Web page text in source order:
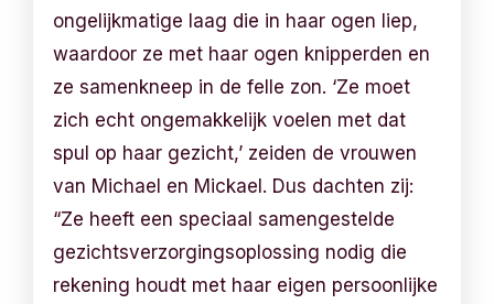
ongelijkmatige laag die in haar ogen liep,
waardoor ze met haar ogen knipperden en
ze samenkneep in de felle zon. ‘Ze moet
zich echt ongemakkelijk voelen met dat
spul op haar gezicht,’ zeiden de vrouwen
van Michael en Mickael. Dus dachten zij:
“Ze heeft een speciaal samengestelde
gezichtsverzorgingsoplossing nodig die
rekening houdt met haar eigen persoonlijke